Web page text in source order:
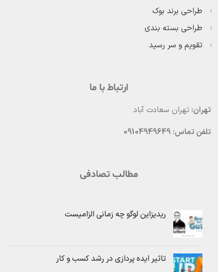
طراحی برند بوک
طراحی بسته بندی
تقویم و سر رسید
ارتباط با ما
تهران: تهران سعادت آباد
تلفن تماس: 09104949649
مطالب تصادفی
ریدیزاین لوگو چه زمانی الزامیست
تاثیر ایده پردازی در رشد کسب و کار